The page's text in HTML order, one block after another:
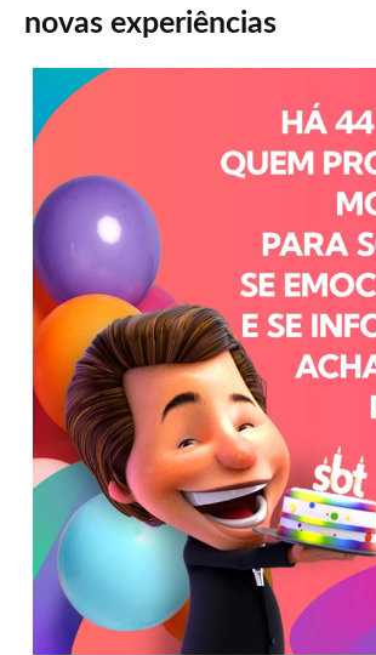
novas experiências